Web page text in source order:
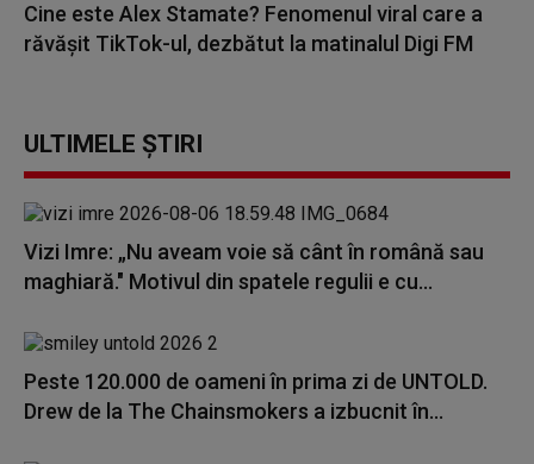
Cine este Alex Stamate? Fenomenul viral care a
răvășit TikTok-ul, dezbătut la matinalul Digi FM
ULTIMELE ȘTIRI
Vizi Imre: „Nu aveam voie să cânt în română sau
maghiară." Motivul din spatele regulii e cu...
Peste 120.000 de oameni în prima zi de UNTOLD.
Drew de la The Chainsmokers a izbucnit în...